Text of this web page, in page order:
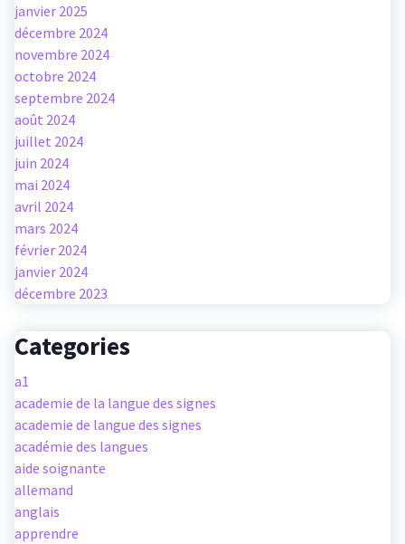
janvier 2025
décembre 2024
novembre 2024
octobre 2024
septembre 2024
août 2024
juillet 2024
juin 2024
mai 2024
avril 2024
mars 2024
février 2024
janvier 2024
décembre 2023
Categories
a1
academie de la langue des signes
academie de langue des signes
académie des langues
aide soignante
allemand
anglais
apprendre